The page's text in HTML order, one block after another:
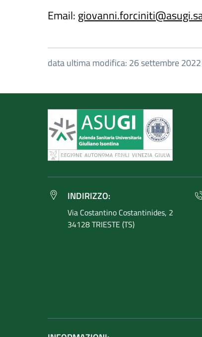
Email:
data ultima modifica: 26 settembre 2022
INDIRIZZO:
Via Costantino Costantinides, 2
34128 TRIESTE (TS)